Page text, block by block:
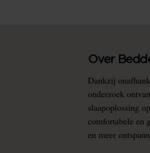
Over
Dankzij
onderzoek
slaapoplossing
comfortabele en
en meer